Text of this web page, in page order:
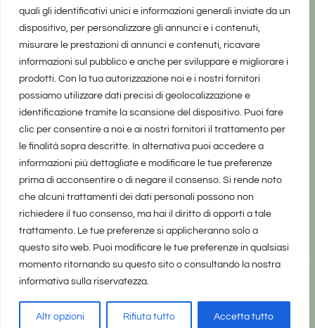
quali gli identificativi unici e informazioni generali inviate da un
dispositivo, per personalizzare gli annunci e i contenuti,
misurare le prestazioni di annunci e contenuti, ricavare
informazioni sul pubblico e anche per sviluppare e migliorare i
prodotti. Con la tua autorizzazione noi e i nostri fornitori
possiamo utilizzare dati precisi di geolocalizzazione e
identificazione tramite la scansione del dispositivo. Puoi fare
clic per consentire a noi e ai nostri fornitori il trattamento per
le finalità sopra descritte. In alternativa puoi accedere a
informazioni più dettagliate e modificare le tue preferenze
prima di acconsentire o di negare il consenso. Si rende noto
che alcuni trattamenti dei dati personali possono non
richiedere il tuo consenso, ma hai il diritto di opporti a tale
trattamento. Le tue preferenze si applicheranno solo a
questo sito web. Puoi modificare le tue preferenze in qualsiasi
momento ritornando su questo sito o consultando la nostra
informativa sulla riservatezza.
Altr opzioni Rifiuta tutto Accetta tutto
realizzato da Marina Galatioto©2025 tutti i diritti riservati -
Privacy Policy
Privacy Policy